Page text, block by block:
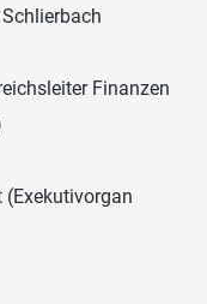
Finanzen